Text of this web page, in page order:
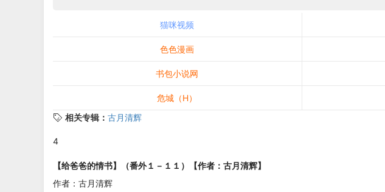
猫咪视频
色色漫画
书包小说网
危城（H）
相关专辑： 古月清辉
4
【给爸爸的情书】（番外１－１１）【作者：古月清辉】
作者：古月清辉